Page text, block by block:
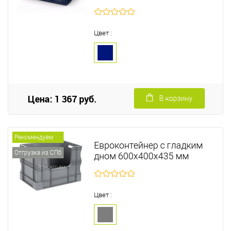
Цвет :
Цена: 1 367 руб. В корзину
Рекомендуем
Отгрузка из СПб
Евроконтейнер с гладким
дном 600х400х435 мм
Цвет :